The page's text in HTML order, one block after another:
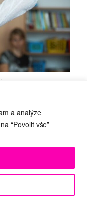
a analýze
“Povolit vše”
cílem
V
práce s
může